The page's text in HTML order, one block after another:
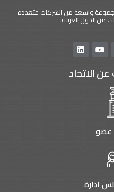
مجموعة واسعة من الشركات متعددة
من الدول العربية.
Y
o
t
u
L
i
k
e
الاتحاد